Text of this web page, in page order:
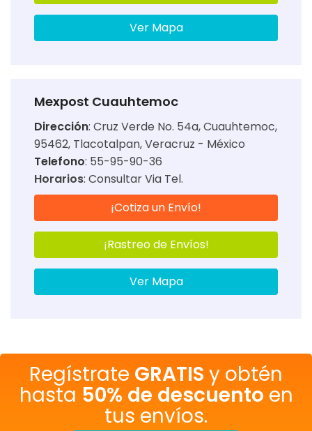
Ver Mapa
Mexpost Cuauhtemoc
Dirección: Cruz Verde No. 54a, Cuauhtemoc,
95462, Tlacotalpan, Veracruz - México
Telefono: 55-95-90-36
Horarios: Consultar Via Tel.
¡Cotiza un Envío!
¡Rastreo de Envíos!
Ver Mapa
Regístrate GRATIS y obtén
hasta 50% de descuento en
tus envíos.